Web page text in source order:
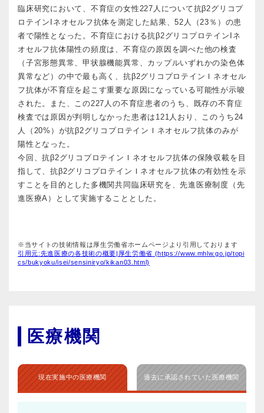
臨床研究において、不育症の女性227人について抗β2グリコプ
ロテインIネオセルフ抗体を測定した結果、52人（23％）の患
者で陽性となった。不育症における抗β2グリコプロテインIネ
オセルフ抗体陽性の頻度は、不育症の原因を調べた他の検査
（子宮形態異常、甲状腺機能異常、カップルいずれかの染色体
異常など）の中で最も高く、抗β2グリコプロテインＩネオセル
フ抗体が不育症を起こす重要な原因になっている可能性が示唆
された。また、この227人の不育症患者のうち、既存の不育症
検査では原因が判明しなかった患者は121人おり、このうち24
人（20%）が抗β2グリコプロテインＩネオセルフ抗体のみが
陽性となった。
今回、抗β2グリコプロテインＩネオセルフ抗体の保険収載を目
指して、抗β2グリコプロテインＩネオセルフ抗体の有効性を示
すことを目的とした多機関共同臨床研究を、先進医療制度（先
進医療A）として実施することとした。
※当サイトの技術情報は厚生労働省ホームページより引用しております
引用元:先進医療の各技術の概要|厚生労働省 (https://www.mhlw.go.jp/topi
cs/bukyoku/isei/sensiniryo/kikan03.html)
医療機関
現在実施中の医療機関 過去に承認されていた医療機関